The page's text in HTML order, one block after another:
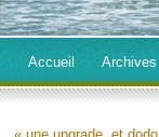
Accueil Archives